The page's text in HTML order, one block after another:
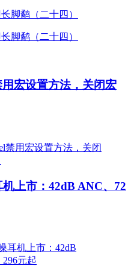
宏设置方法，关闭宏
上市：42dB ANC、72